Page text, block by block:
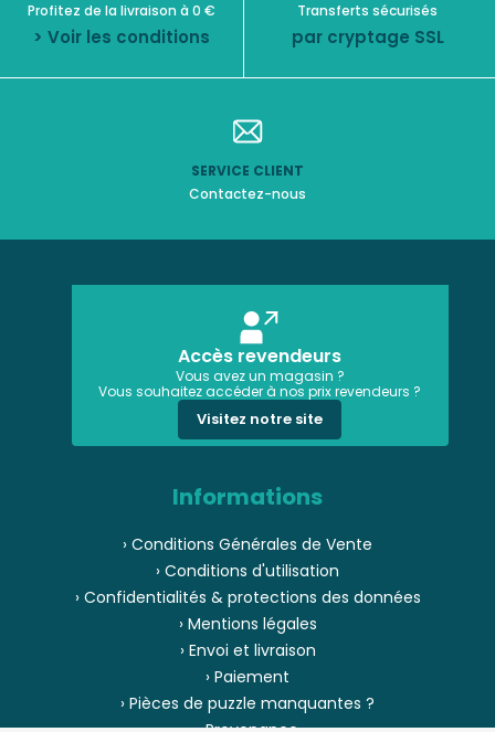
Profitez de la livraison à 0 €
> Voir les conditions
Transferts sécurisés
par cryptage SSL
SERVICE CLIENT
Contactez-nous
Accès revendeurs
Vous avez un magasin ?
Vous souhaitez accéder à nos prix revendeurs ?
Visitez notre site
Informations
› Conditions Générales de Vente
› Conditions d'utilisation
› Confidentialités & protections des données
› Mentions légales
› Envoi et livraison
› Paiement
› Pièces de puzzle manquantes ?